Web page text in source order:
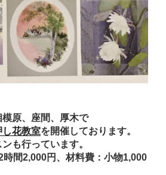
原、座間、厚木で
し花教室を開催しております。
も行っています。
2,000円、材料費：小物1,000